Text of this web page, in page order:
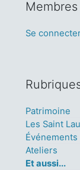
Membres
Se
Patrimoine
Les Saint
Événements
Ateliers
Et aussi...